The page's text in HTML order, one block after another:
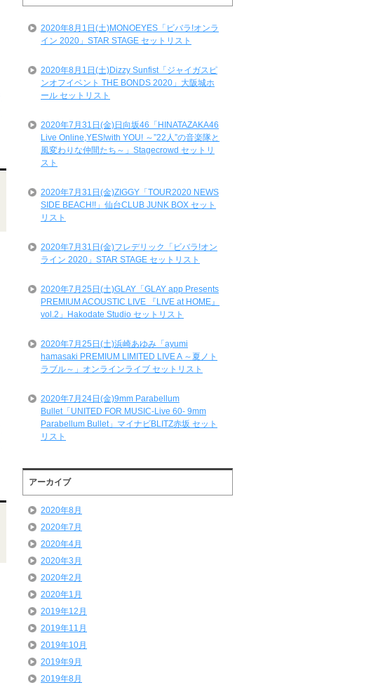
ス
一
2020年8月1日(土)MONOEYES「ビバラ!オンラ
イン 2020」STAR STAGE セットリスト
2020年8月1日(土)Dizzy Sunfist「ジャイガスピ
ンオフイベント THE BONDS 2020」大阪城ホ
ール セットリスト
2020年7月31日(金)日向坂46「HINATAZAKA46
Live Online,YES!with YOU! ～”22人”の音楽隊と
風変わりな仲間たち～」Stagecrowd セットリ
スト
2020年7月31日(金)ZIGGY「TOUR2020 NEWS
SIDE BEACH!!」仙台CLUB JUNK BOX セット
リスト
2020年7月31日(金)フレデリック「ビバラ!オン
ライン 2020」STAR STAGE セットリスト
2020年7月25日(土)GLAY「GLAY app Presents
PREMIUM ACOUSTIC LIVE 『LIVE at HOME』
vol.2」Hakodate Studio セットリスト
2020年7月25日(土)浜崎あゆみ「ayumi
hamasaki PREMIUM LIMITED LIVE A ～夏ノト
ラブル～」オンラインライブ セットリスト
2020年7月24日(金)9mm Parabellum
Bullet「UNITED FOR MUSIC-Live 60- 9mm
Parabellum Bullet」マイナビBLITZ赤坂 セット
リスト
アーカイブ
2020年8月
2020年7月
2020年4月
2020年3月
2020年2月
2020年1月
2019年12月
2019年11月
2019年10月
2019年9月
2019年8月